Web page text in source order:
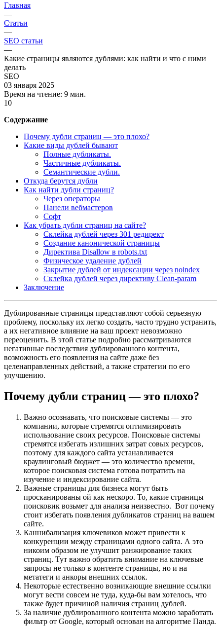
Главная
—
Статьи
—
SEO статьи
—
Какие страницы являются дублями: как найти и что с ними
делать
SEO
03 января 2025
Время на чтение: 9 мин.
10
Содержание
Почему дубли страниц — это плохо?
Какие виды дублей бывают
Полные дубликаты.
Частичные дубликаты.
Семантические дубли.
Откуда берутся дубли
Как найти дубли страниц?
Через операторы
Панели вебмастеров
Софт
Как убрать дубли страниц на сайте?
Склейка дублей через 301 редирект
Создание канонической страницы
Директива Disallow в robots.txt
Физическое удаление дублей
Закрытие дублей от индексации через noindex
Склейка дублей через директиву Clean-param
Заключение
Дублированные страницы представляют собой серьезную
проблему, поскольку их легко создать, часто трудно устранить,
а их негативное влияние на ваш проект невозможно
переоценить. В этой статье подробно рассматриваются
негативные последствия дублированного контента,
возможность его появления на сайте даже без
целенаправленных действий, а также стратегии по его
улучшению.
Почему дубли страниц — это плохо?
Важно осознавать, что поисковые системы — это
компании, которые стремятся оптимизировать
использование своих ресурсов. Поисковые системы
стремятся избегать излишних затрат совых ресурсов,
поэтому для каждого сайта устанавливается
краулинговый бюджет — это количество времени,
которое поисковая система готова потратить на
изучение и индексирование сайта.
Важные страницы для бизнеса могут быть
просканированы ой как нескоро. То, какие страницы
поисковик возьмет для анализа неизвестно. Вот почему
стоит избегать появления дубликатов страниц на вашем
сайте.
Каннибализация ключевиков может привести к
конкуренции между страницами одного сайта. А это
никоим образом не улучшит ранжирование таких
страниц. Тут важно обратить внимание на ключевые
запросы не только в контенте страницы, но и на
метатеги и анкоры внешних ссылок.
Некоторые естественно возникающие внешние ссылки
могут вести совсем не туда, куда-бы вам хотелось, что
также будет причиной наличия страниц дублей.
За наличие дублированного контента можно заработать
фильтр от Google, который основан на алгоритме Панда.